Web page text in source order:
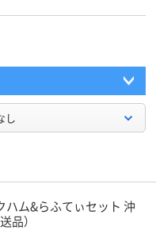
し
ム&らふてぃセット 沖
品）